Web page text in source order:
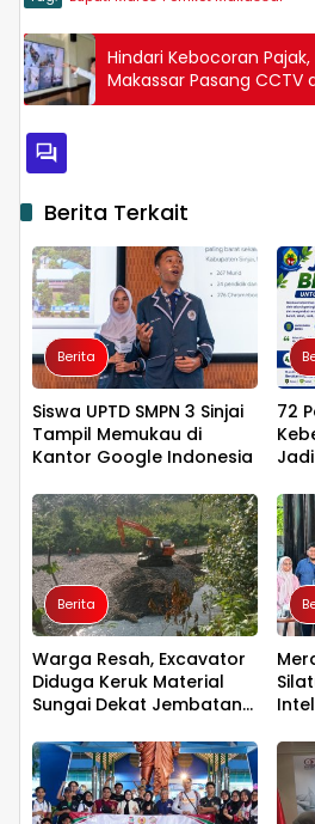
Hindari Kebocoran
Makassar Pasang CCTV
Makan
Berita Terkait
Berita
Siswa UPTD SMPN 3 Sinjai
Tampil Memukau di
Kantor Google Indonesia
72
Berita
Warga Resah, Excavator
Diduga Keruk Material
Sungai Dekat Jembatan
Luwu Timur